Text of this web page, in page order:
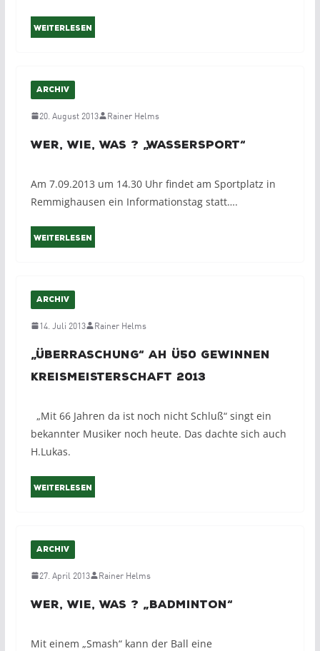
Weiterlesen
ARCHIV
20. August 2013 Rainer Helms
Wer, Wie, Was ? „Wassersport“
Am 7.09.2013 um 14.30 Uhr findet am Sportplatz in
Remmighausen ein Informationstag statt….
Weiterlesen
ARCHIV
14. Juli 2013 Rainer Helms
„Überraschung“ AH ü50 gewinnen
Kreismeisterschaft 2013
„Mit 66 Jahren da ist noch nicht Schluß“ singt ein
bekannter Musiker noch heute. Das dachte sich auch
H.Lukas.
Weiterlesen
ARCHIV
27. April 2013 Rainer Helms
Wer, Wie, Was ? „Badminton“
Mit einem „Smash“ kann der Ball eine